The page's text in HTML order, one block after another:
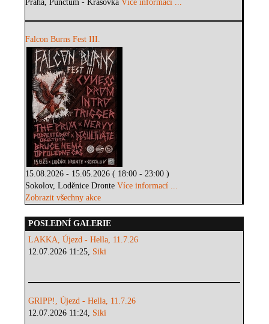
Praha, Punctum - Krásovka Více informací ...
Falcon Burns Fest III.
15.08.2026 - 15.05.2026 ( 18:00 - 23:00 )
Sokolov, Loděnice DronteVíce informací ...
Zobrazit všechny akce
POSLEDNÍ GALERIE
LAKKA, Újezd - Hella, 11.7.26
12.07.2026 11:25, Siki
GRIPP!, Újezd - Hella, 11.7.26
12.07.2026 11:24, Siki